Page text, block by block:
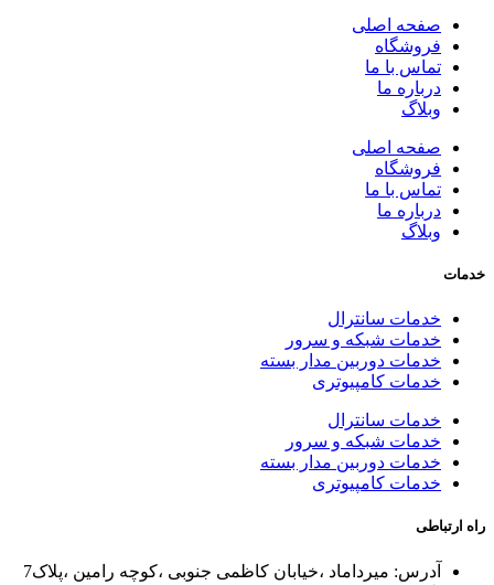
صفحه اصلی
فروشگاه
تماس با ما
درباره ما
وبلاگ
صفحه اصلی
فروشگاه
تماس با ما
درباره ما
وبلاگ
خدمات
خدمات سانترال
خدمات شبکه و سرور
خدمات دوربین مدار بسته
خدمات کامپیوتری
خدمات سانترال
خدمات شبکه و سرور
خدمات دوربین مدار بسته
خدمات کامپیوتری
راه ارتباطی
آدرس: میرداماد ،خیابان کاظمی جنوبی ،کوچه رامین ،پلاک7